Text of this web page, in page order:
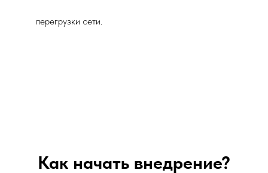
перегрузки сети.
Как начать внедрение?